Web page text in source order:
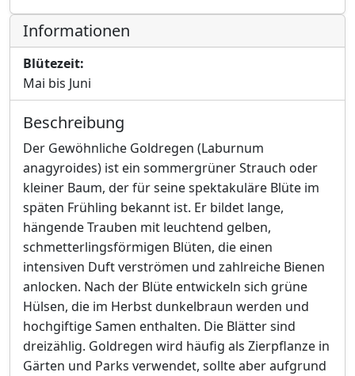
Informationen
Blütezeit:
Mai bis Juni
Beschreibung
Der Gewöhnliche Goldregen (Laburnum
anagyroides) ist ein sommergrüner Strauch oder
kleiner Baum, der für seine spektakuläre Blüte im
späten Frühling bekannt ist. Er bildet lange,
hängende Trauben mit leuchtend gelben,
schmetterlingsförmigen Blüten, die einen
intensiven Duft verströmen und zahlreiche Bienen
anlocken. Nach der Blüte entwickeln sich grüne
Hülsen, die im Herbst dunkelbraun werden und
hochgiftige Samen enthalten. Die Blätter sind
dreizählig. Goldregen wird häufig als Zierpflanze in
Gärten und Parks verwendet, sollte aber aufgrund